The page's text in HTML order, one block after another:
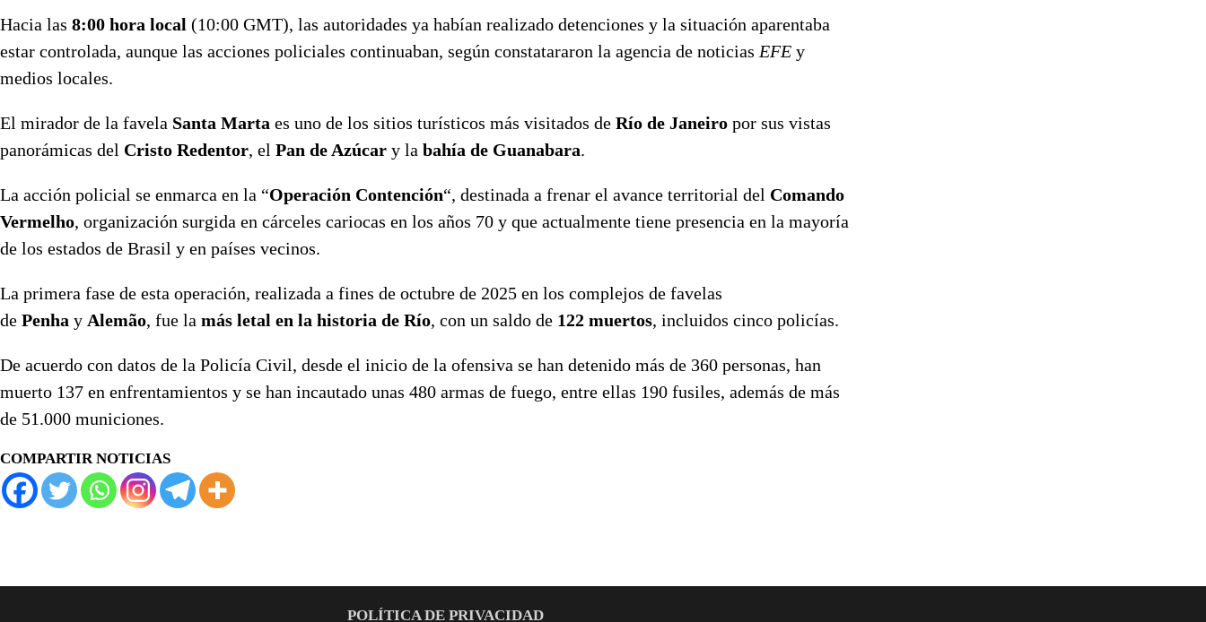
Hacia las 8:00 hora local (10:00 GMT), las autoridades ya habían realizado detenciones y la situación aparentaba
estar controlada, aunque las acciones policiales continuaban, según constatararon la agencia de noticias EFE y
medios locales.
El mirador de la favela Santa Marta es uno de los sitios turísticos más visitados de Río de Janeiro por sus vistas
panorámicas del Cristo Redentor, el Pan de Azúcar y la bahía de Guanabara.
La acción policial se enmarca en la “Operación Contención“, destinada a frenar el avance territorial del Comando
Vermelho, organización surgida en cárceles cariocas en los años 70 y que actualmente tiene presencia en la mayoría
de los estados de Brasil y en países vecinos.
La primera fase de esta operación, realizada a fines de octubre de 2025 en los complejos de favelas
de Penha y Alemão, fue la más letal en la historia de Río, con un saldo de 122 muertos, incluidos cinco policías.
De acuerdo con datos de la Policía Civil, desde el inicio de la ofensiva se han detenido más de 360 personas, han
muerto 137 en enfrentamientos y se han incautado unas 480 armas de fuego, entre ellas 190 fusiles, además de más
de 51.000 municiones.
COMPARTIR NOTICIAS
POLÍTICA DE PRIVACIDAD